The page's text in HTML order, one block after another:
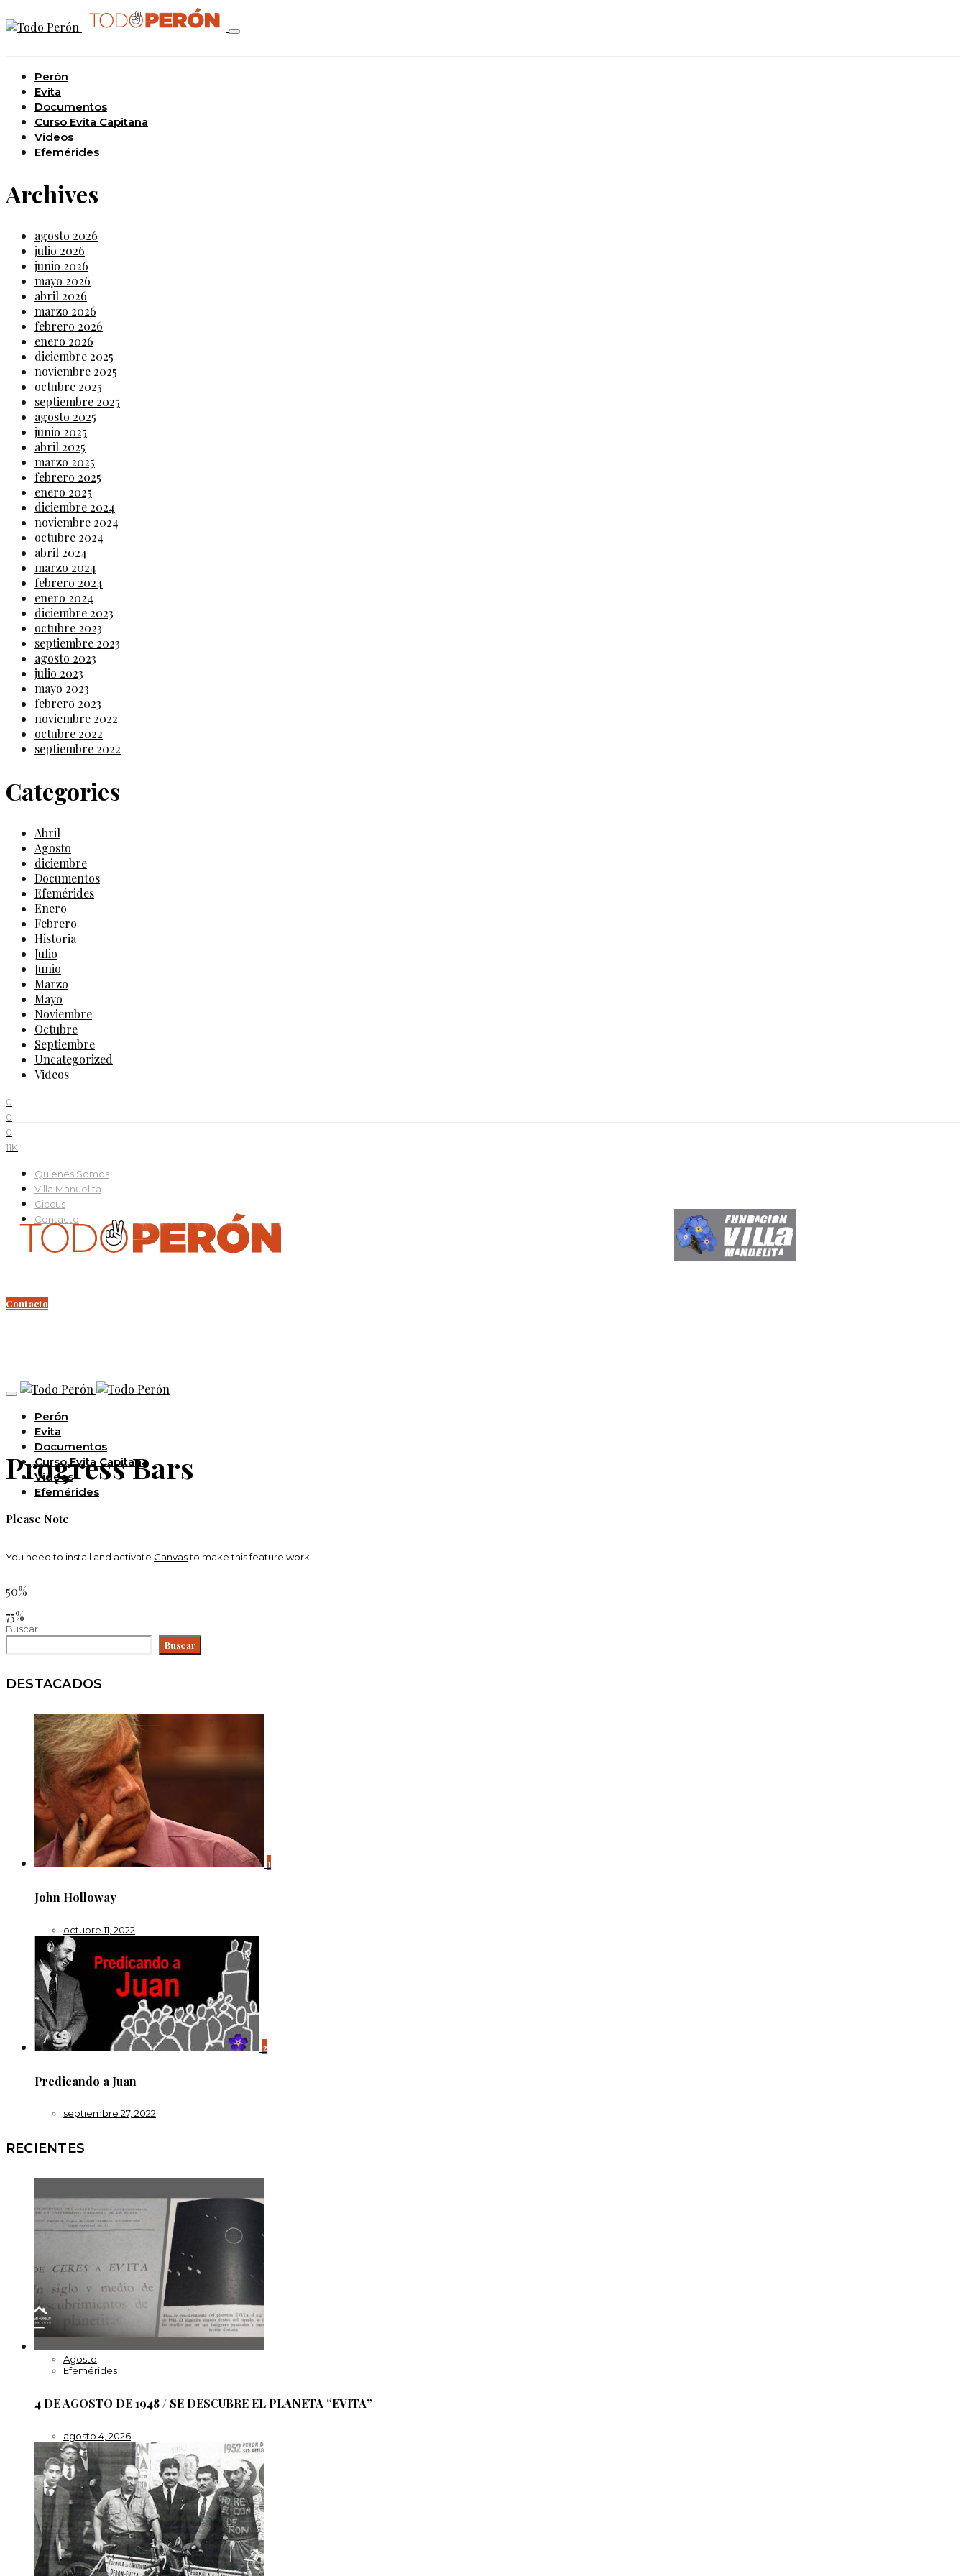
Perón
Evita
Documentos
Curso Evita Capitana
Videos
Efemérides
Archives
agosto 2026
julio 2026
junio 2026
mayo 2026
abril 2026
marzo 2026
febrero 2026
enero 2026
diciembre 2025
noviembre 2025
octubre 2025
septiembre 2025
agosto 2025
junio 2025
abril 2025
marzo 2025
febrero 2025
enero 2025
diciembre 2024
noviembre 2024
octubre 2024
abril 2024
marzo 2024
febrero 2024
enero 2024
diciembre 2023
octubre 2023
septiembre 2023
agosto 2023
julio 2023
mayo 2023
febrero 2023
noviembre 2022
octubre 2022
septiembre 2022
Categories
Abril
Agosto
diciembre
Documentos
Efemérides
Enero
Febrero
Historia
Julio
Junio
Marzo
Mayo
Noviembre
Octubre
Septiembre
Uncategorized
Videos
0
0
0
11K
Quienes Somos
Villa Manuelita
Ciccus
Contacto
Contacto
Perón
Evita
Documentos
Curso Evita Capitana
Videos
Efemérides
Progress Bars
Please Note
You need to install and activate Canvasto make this feature work.
50%
75%
Buscar
Buscar
DESTACADOS
1
John Holloway
octubre 11, 2022
2
Predicando a Juan
septiembre 27, 2022
RECIENTES
Agosto
Efemérides
4 DE AGOSTO DE 1948 / SE DESCUBRE EL PLANETA “EVITA”
agosto 4, 2026